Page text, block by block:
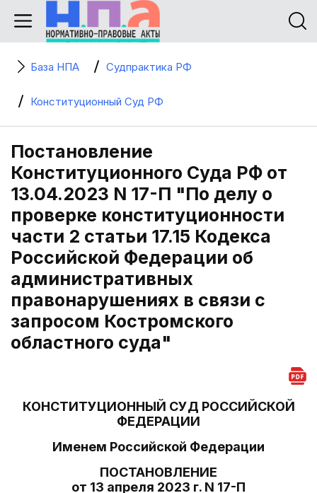
База НПА Судпрактика РФ
Конституционный Суд РФ
Постановление
Конституционного Суда РФ от
13.04.2023 N 17-П "По делу о
проверке конституционности
части 2 статьи 17.15 Кодекса
Российской Федерации об
административных
правонарушениях в связи с
запросом Костромского
областного суда"
КОНСТИТУЦИОННЫЙ СУД РОССИЙСКОЙ
ФЕДЕРАЦИИ
Именем Российской Федерации
ПОСТАНОВЛЕНИЕ
от 13 апреля 2023 г. N 17-П